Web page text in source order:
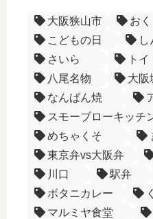
大阪狭山市 おく
こどもの日
し
さいら
トイ
八尾名物
大阪
なんばん焼
スモーブローキッチ
めちゃくそ
東京弁vs大阪弁
川口
駅弁
ボタニカレー
マルミヤ食堂